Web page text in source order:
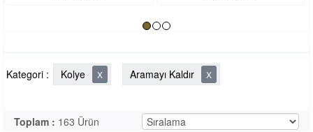
Kategori : Kolye X Aramayı Kaldır X
Toplam : 163 Ürün